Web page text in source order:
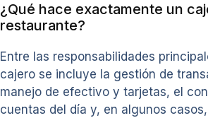
¿Qué hace exactamente un
restaurante?
Entre las responsabilidades
cajero se incluye la gestión de
manejo de efectivo y tarjetas, el
cuentas del día y, en algunos